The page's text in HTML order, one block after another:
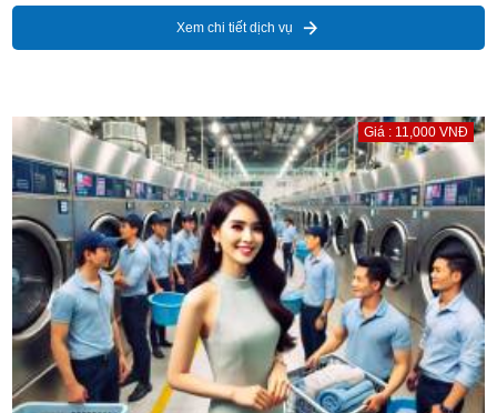
Xem chi tiết dịch vụ
Giá : 11,000 VNĐ